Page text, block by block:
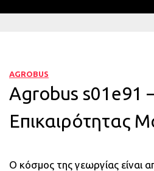
AGROBUS
Agrobus s01e91
Επικαιρότητας
Ο κόσμος της γεωργίας είναι